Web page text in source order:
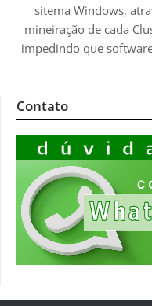
sitema Windows,
mineiração de cada
impedindo que
Contato